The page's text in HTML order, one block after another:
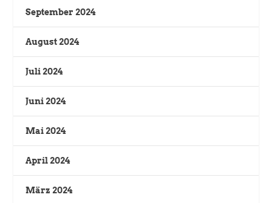
September 2024
August 2024
Juli 2024
Juni 2024
Mai 2024
April 2024
März 2024